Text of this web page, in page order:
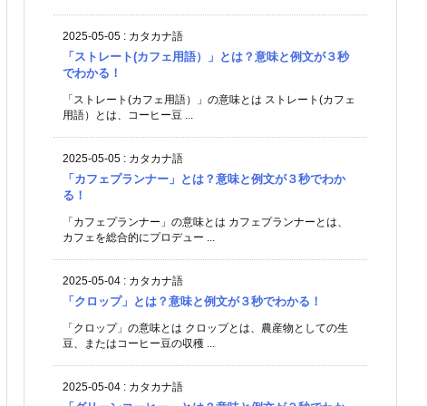
2025-05-05 : カタカナ語
「ストレート(カフェ用語）」とは？意味と例文が３秒
でわかる！
「ストレート(カフェ用語）」の意味とは ストレート(カフェ
用語）とは、コーヒー豆 ...
2025-05-05 : カタカナ語
「カフェプランナー」とは？意味と例文が３秒でわか
る！
「カフェプランナー」の意味とは カフェプランナーとは、
カフェを総合的にプロデュー ...
2025-05-04 : カタカナ語
「クロップ」とは？意味と例文が３秒でわかる！
「クロップ」の意味とは クロップとは、農産物としての生
豆、またはコーヒー豆の収穫 ...
2025-05-04 : カタカナ語